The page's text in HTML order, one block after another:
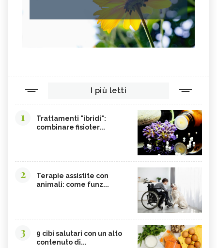
I più letti
1
Trattamenti "ibridi":
combinare fisioter...
2
Terapie assistite con
animali: come funz...
3
9 cibi salutari con un alto
contenuto di...